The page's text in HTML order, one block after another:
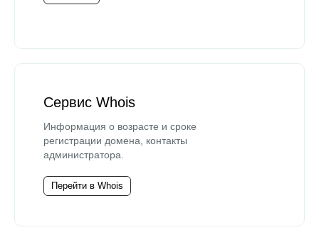
Сервис Whois
Информация о возрасте и сроке
регистрации домена, контакты
администратора.
Перейти в Whois